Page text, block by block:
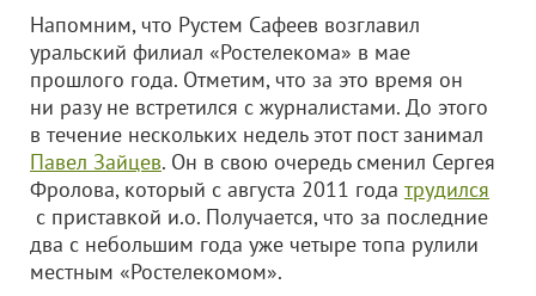
Напомним, что Рустем Сафеев возглавил
уральский филиал «Ростелекома» в мае
прошлого года. Отметим, что за это время он
ни разу не встретился с журналистами. До этого
в течение нескольких недель этот пост занимал
Павел Зайцев. Он в свою очередь сменил Сергея
Фролова, который с августа 2011 года трудился
с приставкой и.о. Получается, что за последние
два с небольшим года уже четыре топа рулили
местным «Ростелекомом».